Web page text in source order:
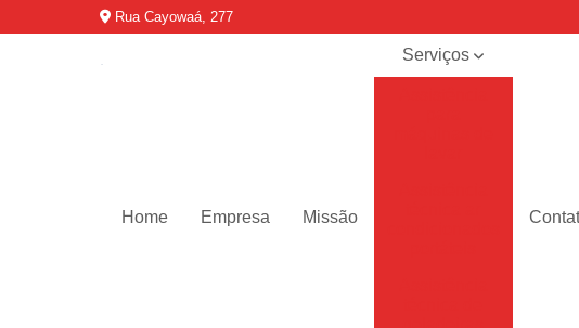
Rua Cayowaá, 277
Home Empresa Missão
Serviços